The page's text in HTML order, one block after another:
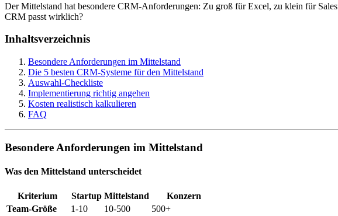
Der Mittelstand hat besondere CRM-Anforderungen: Zu groß für Excel, zu klein für
CRM passt wirklich?
Inhaltsverzeichnis
Besondere Anforderungen im Mittelstand
Die 5 besten CRM-Systeme für den Mittelstand
Auswahl-Checkliste
Implementierung richtig angehen
Kosten realistisch kalkulieren
FAQ
Besondere Anforderungen im Mittelstand
Was den Mittelstand unterscheidet
Kriterium Startup Mittelstand
Konzern
Team-Größe
1-10 10-500
500+